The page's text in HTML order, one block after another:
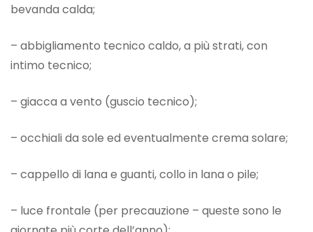
bevanda calda;
– abbigliamento tecnico caldo, a più strati, con
intimo tecnico;
– giacca a vento (guscio tecnico);
– occhiali da sole ed eventualmente crema solare;
– cappello di lana e guanti, collo in lana o pile;
– luce frontale (per precauzione – queste sono le